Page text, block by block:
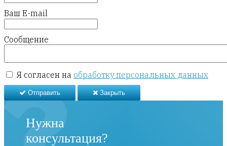
Ваш E-mail
Сообщение
Я согласен на обработку персональных данных
Отправить Закрыть
Нужна
консультация?